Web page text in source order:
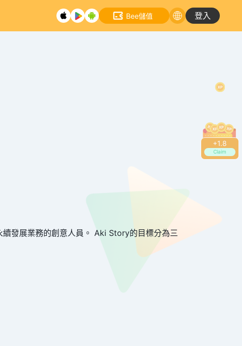
+2.0
Claim
Bee儲值 登入
發展業務的創意人員。 Aki Story的目標分為三